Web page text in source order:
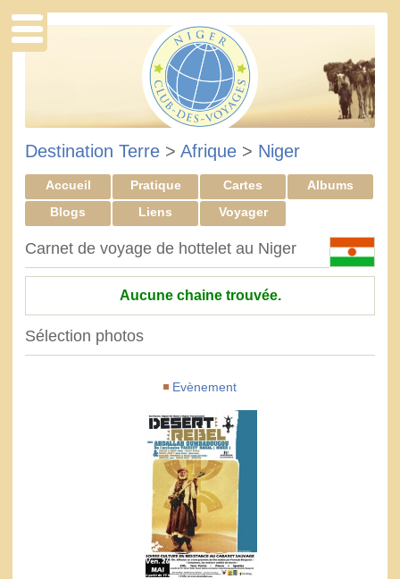
Destination Terre > Afrique > Niger
Accueil Pratique Cartes
Albums
Blogs
Liens Voyager
Carnet de voyage de hottelet au Niger
Aucune chaine trouvée.
Sélection photos
Evènement